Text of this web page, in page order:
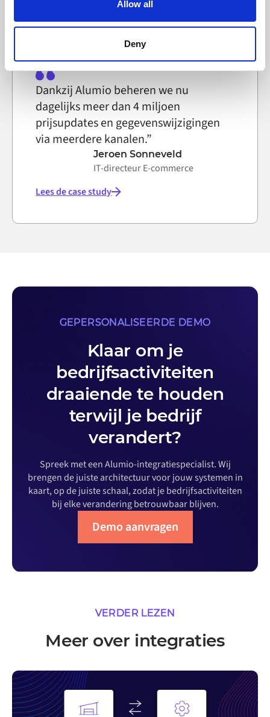
browser settings accordingly. This could affect the
functioning of the website, however. We also use third-
on the internet
Allow all
Deny
Dankzij Alumio beheren we nu
dagelijks meer dan 4 miljoen
prijsupdates en gegevenswijzigingen
via meerdere kanalen.”
Jeroen Sonneveld
IT-directeur E-commerce
Lees de case study
GEPERSONALISEERDE DEMO
Klaar om je
bedrijfsactiviteiten
draaiende te houden
terwijl je bedrijf
verandert?
Spreek met een Alumio-integratiespecialist. Wij
brengen de juiste architectuur voor jouw systemen in
kaart, op de juiste schaal, zodat je bedrijfsactiviteiten
bij elke verandering betrouwbaar blijven.
Demo aanvragen
VERDER LEZEN
Meer over integraties